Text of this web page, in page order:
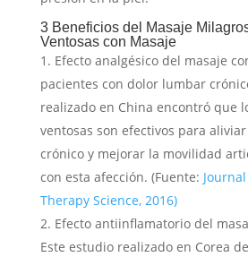
3 Beneficios del Masaje
Ventosas con Masaje
Efecto analgésico del masaje
pacientes con dolor lumbar
realizado en China encontró que
ventosas son efectivos para
crónico y mejorar la movilidad
con esta afección. (Fuente:
Therapy Science, 2016)
Efecto antiinflamatorio del
Este estudio realizado en Corea